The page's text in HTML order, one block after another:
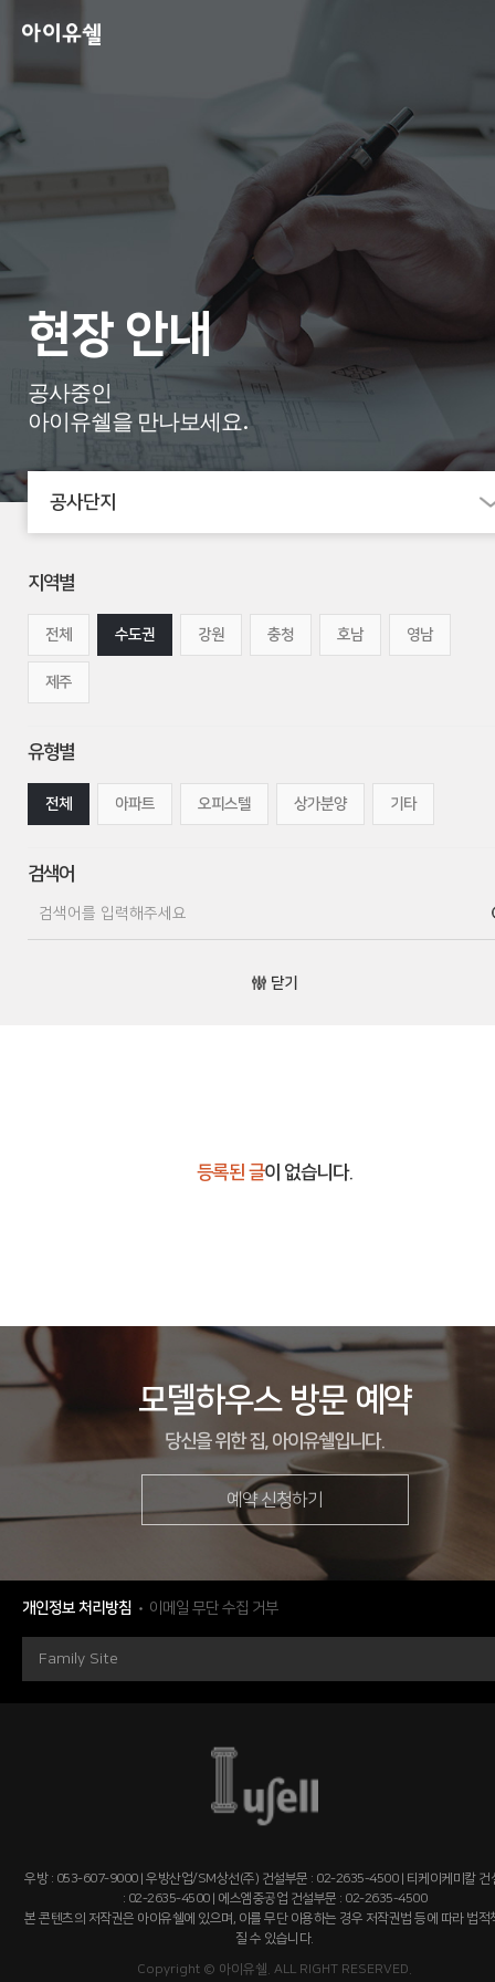
현장 안내
공사중인
아이유쉘을 만나보세요.
공사단지
지역별
전체 수도권 강원 충청 호남 영남
제주
유형별
전체 아파트 오피스텔 상가분양 기타
검색어
닫기
등록된 글이 없습니다.
모델하우스 방문 예약
당신을 위한 집, 아이유쉘입니다.
예약 신청하기
개인정보 처리방침 이메일 무단 수집 거부
Family Site
우방 : 053-607-9000 | 우방산업/SM상선(주) 건설부문 : 02-2635-4500 | 티케이케미칼 건
: 02-2635-4500 | 에스엠중공업 건설부문 : 02-2635-4500
본 콘텐츠의 저작권은 아이유쉘에 있으며, 이를 무단 이용하는 경우 저작권법 등에 따라 법적
질 수 있습니다.
Copyright © 아이유쉘. ALL RIGHT RESERVED.